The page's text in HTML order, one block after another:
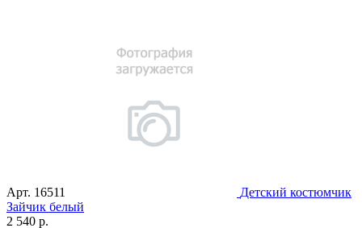
Арт. 16511
Детский костюмчик
Зайчик белый
2 540 р.